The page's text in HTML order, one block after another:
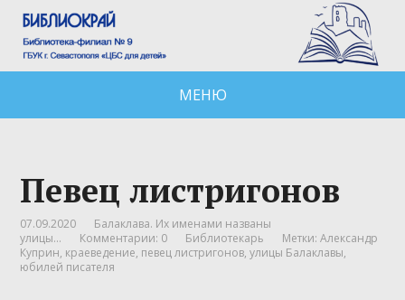
МЕНЮ
Певец листригонов
07.09.2020
Балаклава. Их именами названы
улицы...
Комментарии: 0 Библиотекарь Метки:Александр
Куприн, краеведение, певец листригонов,улицы Балаклавы,
юбилей писателя